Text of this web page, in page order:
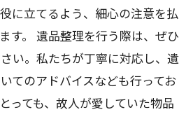
に立てるよう、細心の注意を払
す。 遺品整理を行う際は、ぜひ
い。私たちが丁寧に対応し、遺
てのアドバイスなども行ってお
っても、故人が愛していた物品